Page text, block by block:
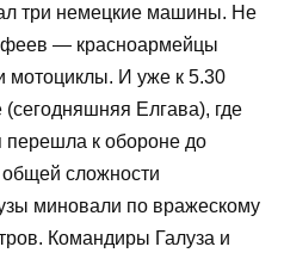
три немецкие машины. Не
— красноармейцы
мотоциклы. И уже к 5.30
Елгава), где
перешла к обороне до
сложности
миновали по вражескому
Командиры Галуза и